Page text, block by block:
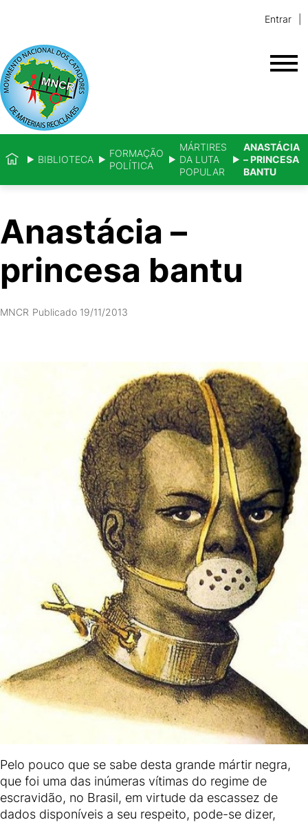
Entrar
BIBLIOTECA
FORMAÇÃO
POLÍTICA
MÁRTIRES
DA LUTA
POPULAR
ANASTÁCIA
– PRINCESA
BANTU
Anastácia –
princesa bantu
MNCR Publicado 19/11/2013
Pelo pouco que se sabe desta grande mártir negra,
que foi uma das inúmeras vítimas do regime de
escravidão, no Brasil, em virtude da escassez de
dados disponíveis a seu respeito, pode-se dizer,